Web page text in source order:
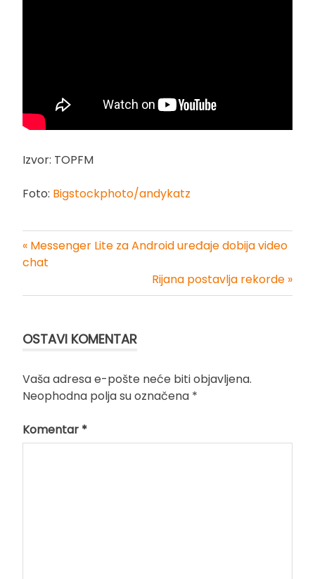
Izvor: TOPFM
Foto: Bigstockphoto/andykatz
Kretanje
članka
« Messenger Lite za Android uređaje dobija video
chat
Rijana postavlja rekorde »
OSTAVI KOMENTAR
Vaša adresa e-pošte neće biti objavljena.
Neophodna polja su označena *
Komentar *